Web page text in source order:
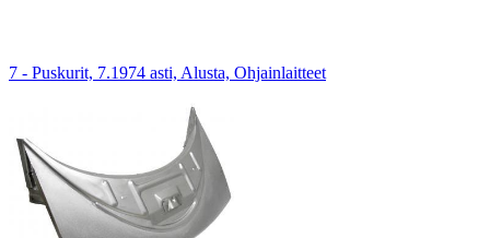
7 - Puskurit, 7.1974 asti, Alusta, Ohjainlaitteet